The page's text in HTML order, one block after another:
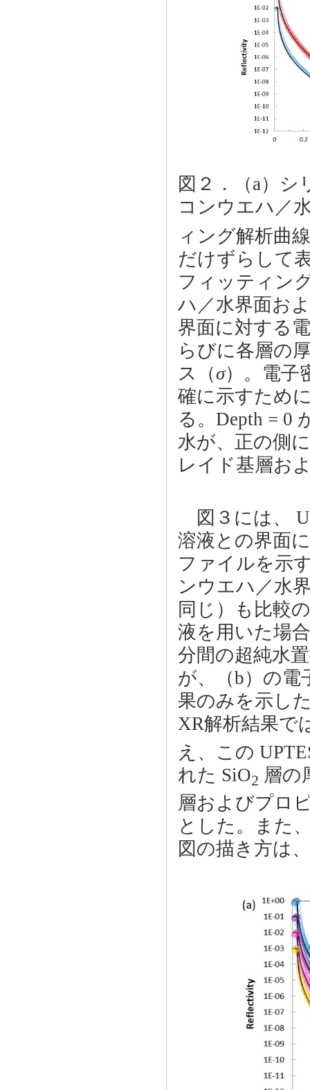
図２．（a）シ
コンウエハ／
ィング解析曲
だけずらして
フィッティン
ハ／水界面お
界面に対する
らびに各層の
ス（σ）。電子
確に示すため
る。Depth = 0
水が、正の側
レイド基層お
図３には、
溶液との界面
ファイルを示
ンウエハ／水
同じ）も比較
液を用いた場
分間の超純水
が、（b）の電
果のみを示し
XR解析結果で
え、この
れた SiO2 層の
層およびプロ
とした。また
図の描き方は